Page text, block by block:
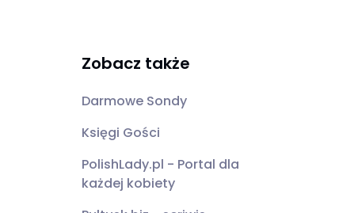
Zobacz także
Darmowe Sondy
Księgi Gości
PolishLady.pl - Portal dla
każdej kobiety